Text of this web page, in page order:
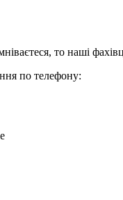
то наші
по телефону: